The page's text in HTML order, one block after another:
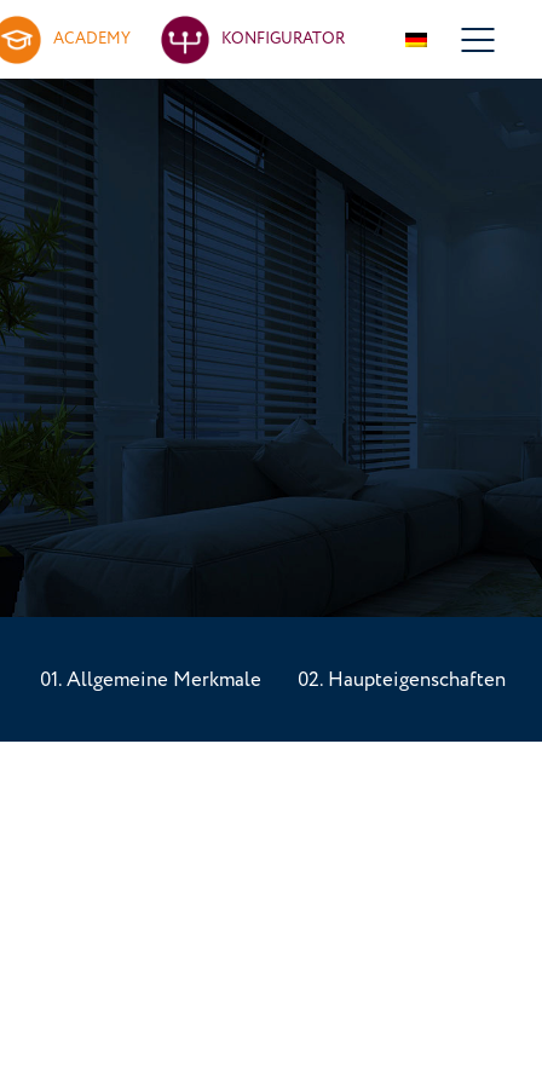
ACADEMY KONFIGURATOR
Allgemeine Merkmale Haupteigenschaften